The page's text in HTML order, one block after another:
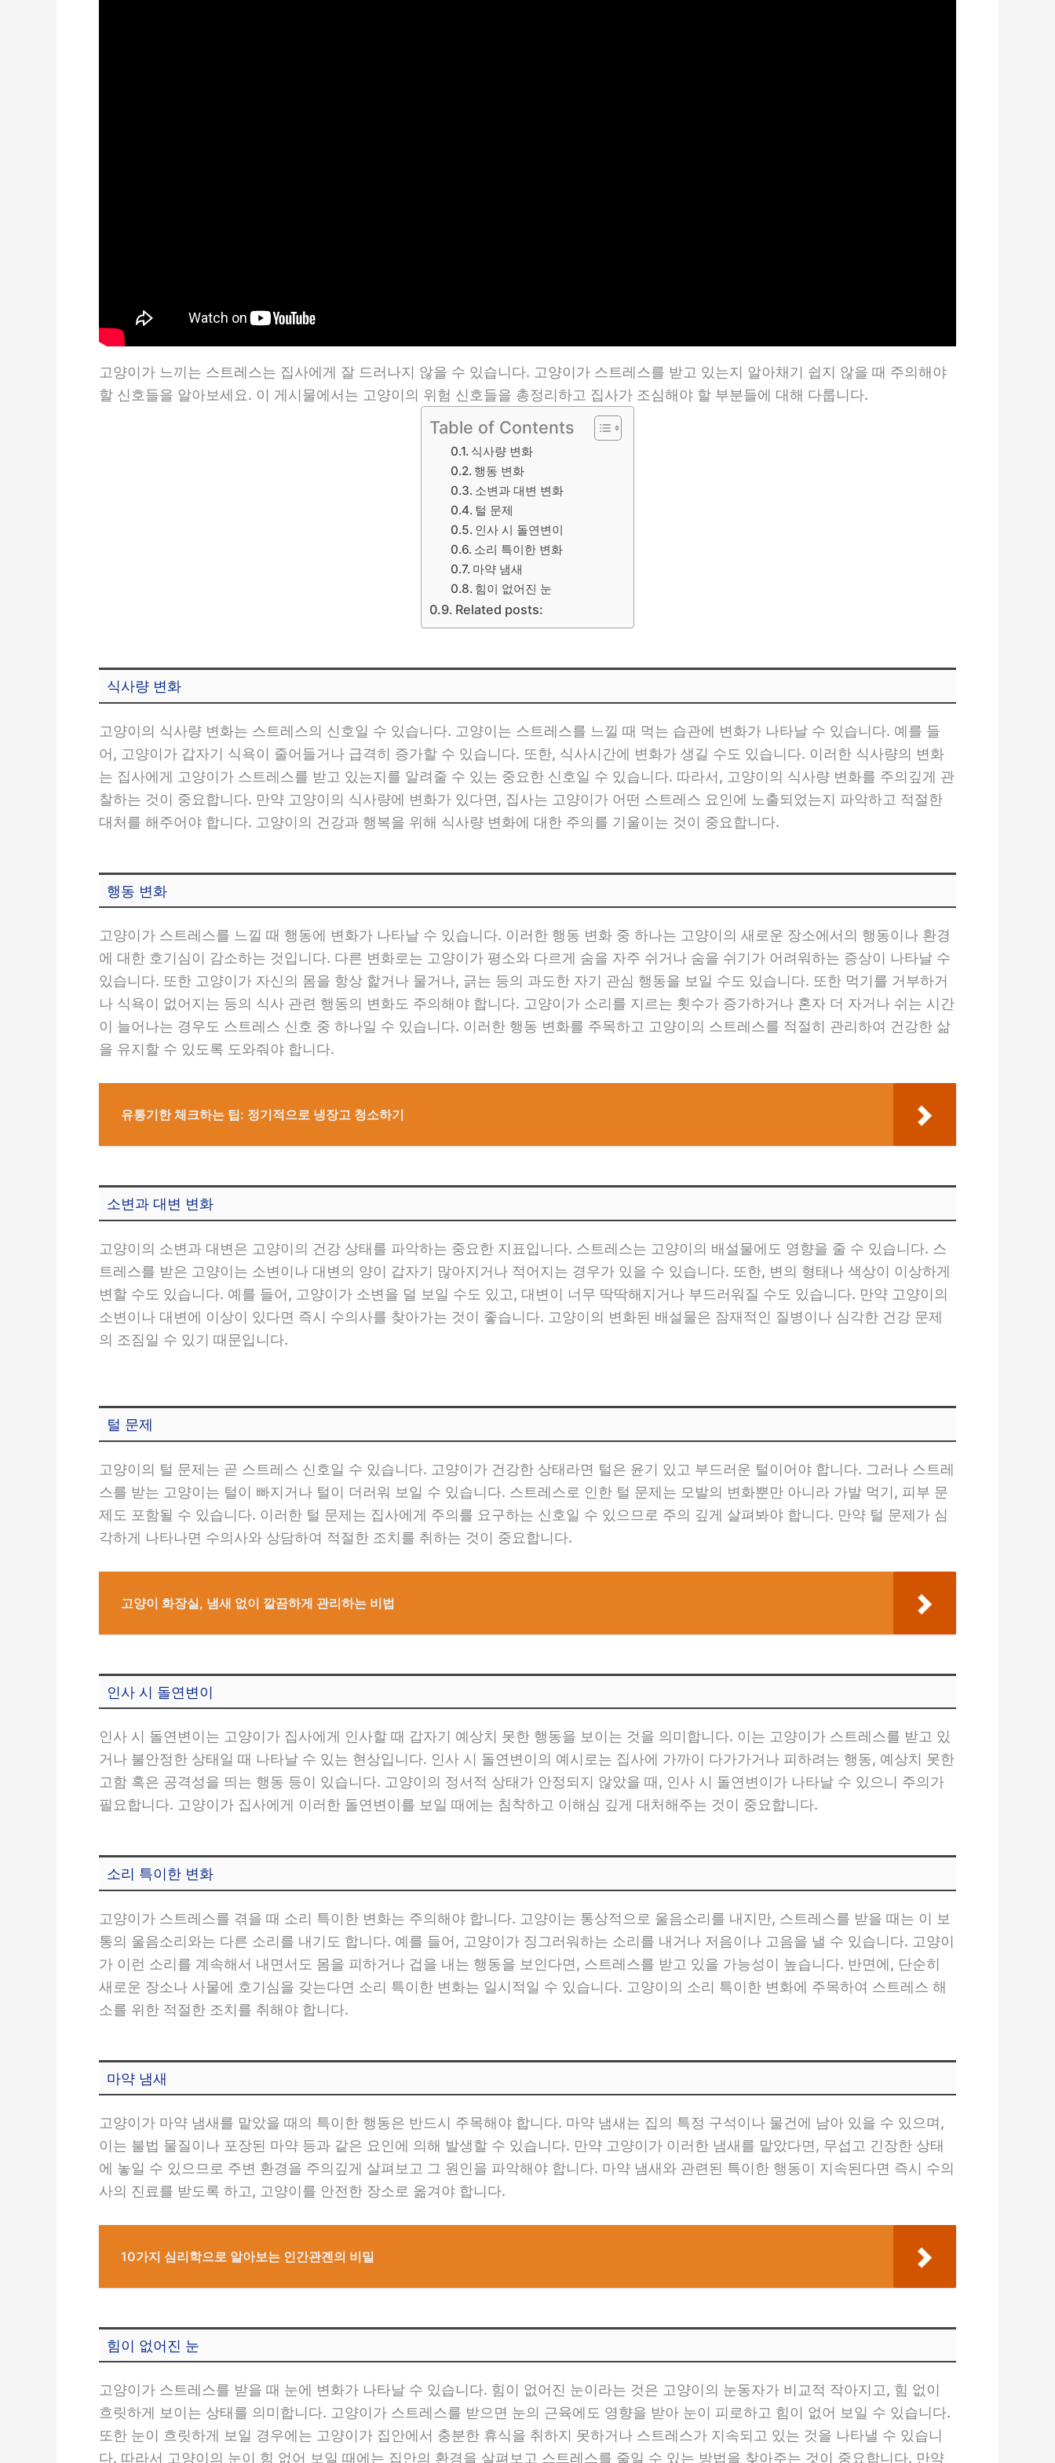
고양이가 느끼는 스트레스는 집사에게 잘 드러나지 않을 수 있습니다. 고양이가 스트레스를 받고 있는지 알아채기 쉽지 않을 때 주의해야
할 신호들을 알아보세요. 이 게시물에서는 고양이의 위험 신호들을 총정리하고 집사가 조심해야 할 부분들에 대해 다룹니다.
Table of Contents
식사량 변화
행동 변화
소변과 대변 변화
털 문제
인사 시 돌연변이
소리 특이한 변화
마약 냄새
힘이 없어진 눈
Related posts:
식사량 변화
고양이의 식사량 변화는 스트레스의 신호일 수 있습니다. 고양이는 스트레스를 느낄 때 먹는 습관에 변화가 나타날 수 있습니다. 예를 들
어, 고양이가 갑자기 식욕이 줄어들거나 급격히 증가할 수 있습니다. 또한, 식사시간에 변화가 생길 수도 있습니다. 이러한 식사량의 변화
는 집사에게 고양이가 스트레스를 받고 있는지를 알려줄 수 있는 중요한 신호일 수 있습니다. 따라서, 고양이의 식사량 변화를 주의깊게 관
찰하는 것이 중요합니다. 만약 고양이의 식사량에 변화가 있다면, 집사는 고양이가 어떤 스트레스 요인에 노출되었는지 파악하고 적절한
대처를 해주어야 합니다. 고양이의 건강과 행복을 위해 식사량 변화에 대한 주의를 기울이는 것이 중요합니다.
행동 변화
고양이가 스트레스를 느낄 때 행동에 변화가 나타날 수 있습니다. 이러한 행동 변화 중 하나는 고양이의 새로운 장소에서의 행동이나 환경
에 대한 호기심이 감소하는 것입니다. 다른 변화로는 고양이가 평소와 다르게 숨을 자주 쉬거나 숨을 쉬기가 어려워하는 증상이 나타날 수
있습니다. 또한 고양이가 자신의 몸을 항상 핥거나 물거나, 긁는 등의 과도한 자기 관심 행동을 보일 수도 있습니다. 또한 먹기를 거부하거
나 식욕이 없어지는 등의 식사 관련 행동의 변화도 주의해야 합니다. 고양이가 소리를 지르는 횟수가 증가하거나 혼자 더 자거나 쉬는 시간
이 늘어나는 경우도 스트레스 신호 중 하나일 수 있습니다. 이러한 행동 변화를 주목하고 고양이의 스트레스를 적절히 관리하여 건강한 삶
을 유지할 수 있도록 도와줘야 합니다.
유통기한 체크하는 팁: 정기적으로 냉장고 청소하기
소변과 대변 변화
고양이의 소변과 대변은 고양이의 건강 상태를 파악하는 중요한 지표입니다. 스트레스는 고양이의 배설물에도 영향을 줄 수 있습니다. 스
트레스를 받은 고양이는 소변이나 대변의 양이 갑자기 많아지거나 적어지는 경우가 있을 수 있습니다. 또한, 변의 형태나 색상이 이상하게
변할 수도 있습니다. 예를 들어, 고양이가 소변을 덜 보일 수도 있고, 대변이 너무 딱딱해지거나 부드러워질 수도 있습니다. 만약 고양이의
소변이나 대변에 이상이 있다면 즉시 수의사를 찾아가는 것이 좋습니다. 고양이의 변화된 배설물은 잠재적인 질병이나 심각한 건강 문제
의 조짐일 수 있기 때문입니다.
털 문제
고양이의 털 문제는 곧 스트레스 신호일 수 있습니다. 고양이가 건강한 상태라면 털은 윤기 있고 부드러운 털이어야 합니다. 그러나 스트레
스를 받는 고양이는 털이 빠지거나 털이 더러워 보일 수 있습니다. 스트레스로 인한 털 문제는 모발의 변화뿐만 아니라 가발 먹기, 피부 문
제도 포함될 수 있습니다. 이러한 털 문제는 집사에게 주의를 요구하는 신호일 수 있으므로 주의 깊게 살펴봐야 합니다. 만약 털 문제가 심
각하게 나타나면 수의사와 상담하여 적절한 조치를 취하는 것이 중요합니다.
고양이 화장실, 냄새 없이 깔끔하게 관리하는 비법
인사 시 돌연변이
인사 시 돌연변이는 고양이가 집사에게 인사할 때 갑자기 예상치 못한 행동을 보이는 것을 의미합니다. 이는 고양이가 스트레스를 받고 있
거나 불안정한 상태일 때 나타날 수 있는 현상입니다. 인사 시 돌연변이의 예시로는 집사에 가까이 다가가거나 피하려는 행동, 예상치 못한
고함 혹은 공격성을 띄는 행동 등이 있습니다. 고양이의 정서적 상태가 안정되지 않았을 때, 인사 시 돌연변이가 나타날 수 있으니 주의가
필요합니다. 고양이가 집사에게 이러한 돌연변이를 보일 때에는 침착하고 이해심 깊게 대처해주는 것이 중요합니다.
소리 특이한 변화
고양이가 스트레스를 겪을 때 소리 특이한 변화는 주의해야 합니다. 고양이는 통상적으로 울음소리를 내지만, 스트레스를 받을 때는 이 보
통의 울음소리와는 다른 소리를 내기도 합니다. 예를 들어, 고양이가 징그러워하는 소리를 내거나 저음이나 고음을 낼 수 있습니다. 고양이
가 이런 소리를 계속해서 내면서도 몸을 피하거나 겁을 내는 행동을 보인다면, 스트레스를 받고 있을 가능성이 높습니다. 반면에, 단순히
새로운 장소나 사물에 호기심을 갖는다면 소리 특이한 변화는 일시적일 수 있습니다. 고양이의 소리 특이한 변화에 주목하여 스트레스 해
소를 위한 적절한 조치를 취해야 합니다.
마약 냄새
고양이가 마약 냄새를 맡았을 때의 특이한 행동은 반드시 주목해야 합니다. 마약 냄새는 집의 특정 구석이나 물건에 남아 있을 수 있으며,
이는 불법 물질이나 포장된 마약 등과 같은 요인에 의해 발생할 수 있습니다. 만약 고양이가 이러한 냄새를 맡았다면, 무섭고 긴장한 상태
에 놓일 수 있으므로 주변 환경을 주의깊게 살펴보고 그 원인을 파악해야 합니다. 마약 냄새와 관련된 특이한 행동이 지속된다면 즉시 수의
사의 진료를 받도록 하고, 고양이를 안전한 장소로 옮겨야 합니다.
10가지 심리학으로 알아보는 인간관곈의 비밀
힘이 없어진 눈
고양이가 스트레스를 받을 때 눈에 변화가 나타날 수 있습니다. 힘이 없어진 눈이라는 것은 고양이의 눈동자가 비교적 작아지고, 힘 없이
흐릿하게 보이는 상태를 의미합니다. 고양이가 스트레스를 받으면 눈의 근육에도 영향을 받아 눈이 피로하고 힘이 없어 보일 수 있습니다.
또한 눈이 흐릿하게 보일 경우에는 고양이가 집안에서 충분한 휴식을 취하지 못하거나 스트레스가 지속되고 있는 것을 나타낼 수 있습니
다. 따라서 고양이의 눈이 힘 없어 보일 때에는 집안의 환경을 살펴보고 스트레스를 줄일 수 있는 방법을 찾아주는 것이 중요합니다. 만약